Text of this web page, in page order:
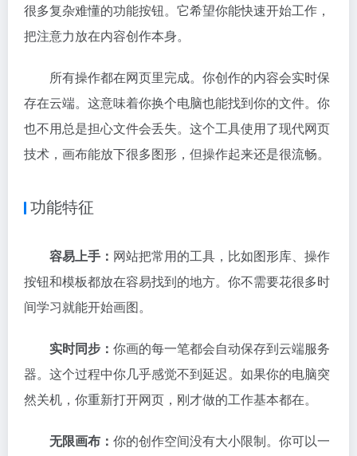
很多复杂难懂的功能按钮。它希望你能快速开始工作，
把注意力放在内容创作本身。
所有操作都在网页里完成。你创作的内容会实时保
存在云端。这意味着你换个电脑也能找到你的文件。你
也不用总是担心文件会丢失。这个工具使用了现代网页
技术，画布能放下很多图形，但操作起来还是很流畅。
功能特征
容易上手： 网站把常用的工具，比如图形库、操作
按钮和模板都放在容易找到的地方。你不需要花很多时
间学习就能开始画图。
实时同步： 你画的每一笔都会自动保存到云端服务
器。这个过程中你几乎感觉不到延迟。如果你的电脑突
然关机，你重新打开网页，刚才做的工作基本都在。
无限画布： 你的创作空间没有大小限制。你可以一